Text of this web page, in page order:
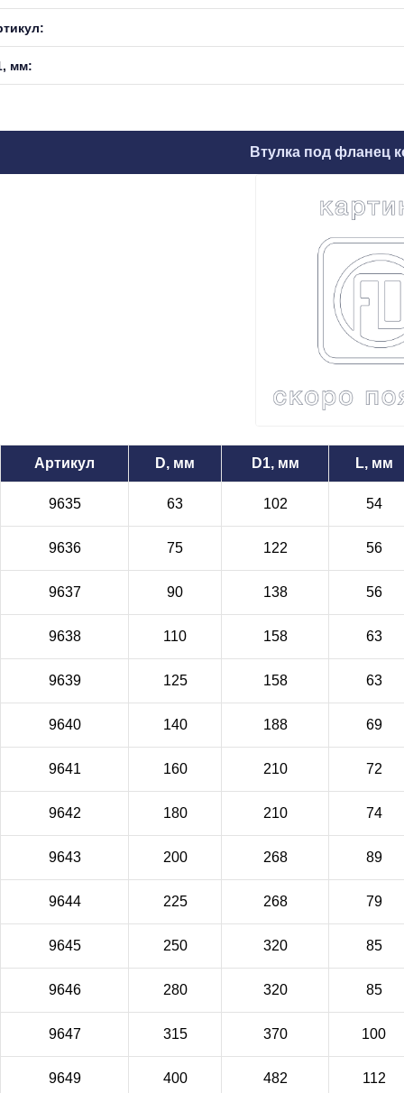
мм:
Втулка под фланец
Артикул D, мм D1, мм L, мм
9635 63 102 54
9636 75 122 56
9637 90 138 56
9638 110 158 63
9639 125 158 63
9640 140 188 69
9641 160 210 72
9642 180 210 74
9643 200 268 89
9644 225 268 79
9645 250 320 85
9646 280 320 85
9647 315 370 100
9649 400 482 112